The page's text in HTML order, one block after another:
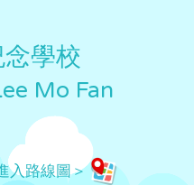
學校
Mo Fan
入路線圖＞